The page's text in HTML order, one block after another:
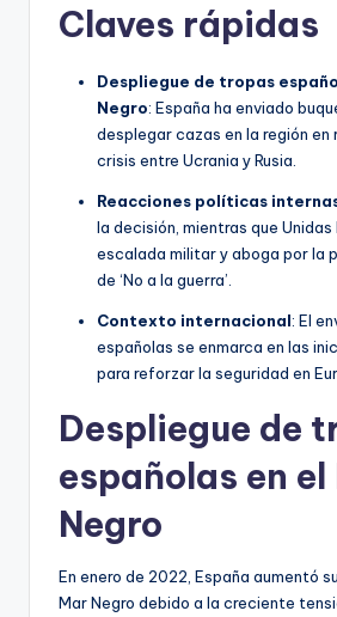
Claves rápidas
Despliegue de tropas
Negro: España ha enviado
desplegar cazas en la región en
crisis entre Ucrania y Rusia.
Reacciones políticas
la decisión, mientras que
escalada militar y aboga por la
de ‘No a la guerra’.
Contexto internacional: El
españolas se enmarca en las
para reforzar la seguridad en
Despliegue de
españolas en el
Negro
En enero de 2022, España aumentó
Mar Negro debido a la creciente